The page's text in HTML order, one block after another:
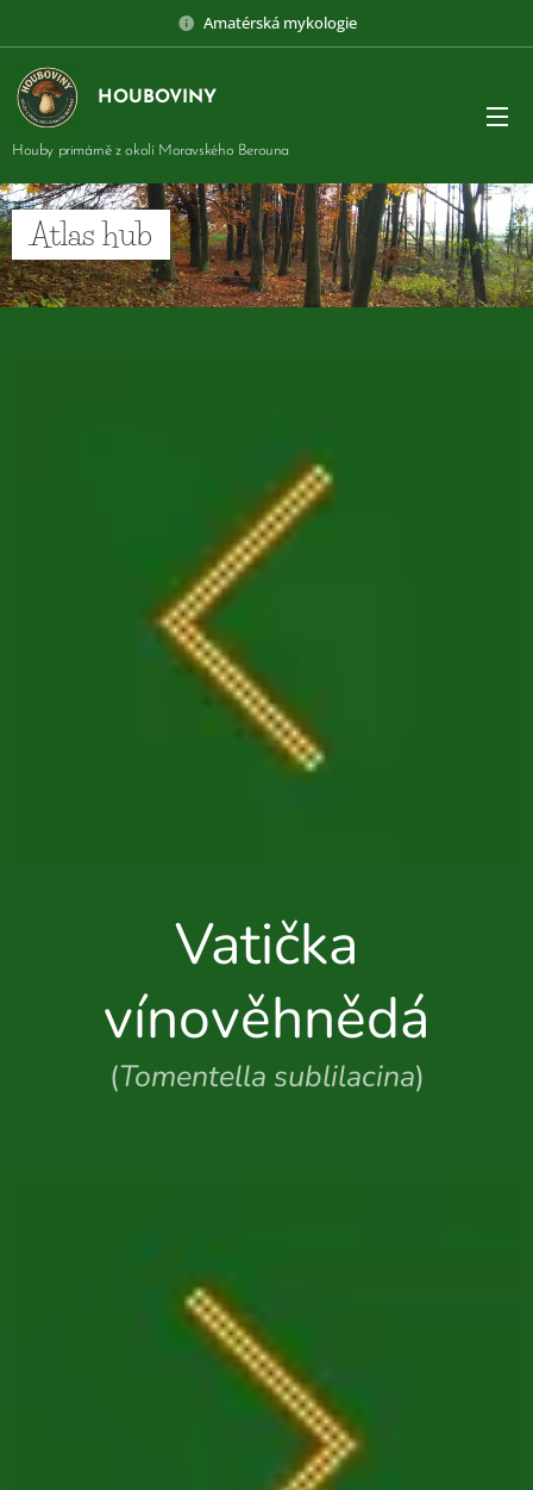
Amatérská mykologie
HOUBOVINY
Houby primárně z okolí Moravského Berouna
Atlas hub
Vatička
vínověhnědá
(Tomentella sublilacina)